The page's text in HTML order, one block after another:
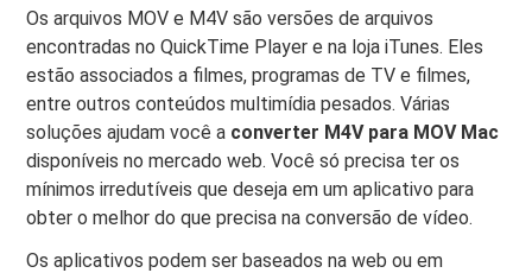
Os arquivos MOV e M4V são versões de arquivos
encontradas no QuickTime Player e na loja iTunes. Eles
estão associados a filmes, programas de TV e filmes,
entre outros conteúdos multimídia pesados. Várias
soluções ajudam você a converter M4V para MOV Mac
disponíveis no mercado web. Você só precisa ter os
mínimos irredutíveis que deseja em um aplicativo para
obter o melhor do que precisa na conversão de vídeo.
Os aplicativos podem ser baseados na web ou em